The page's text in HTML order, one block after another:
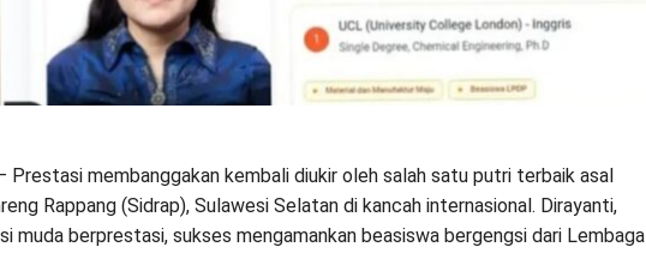
Prestasi membanggakan kembali diukir oleh salah satu putri terbaik asal
Rappang (Sidrap), Sulawesi Selatan di kancah internasional. Dirayanti,
muda berprestasi, sukses mengamankan beasiswa bergengsi dari Lembaga